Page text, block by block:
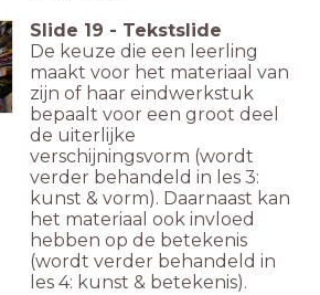
Slide 19 - Tekstslide
De keuze die een leerling
maakt voor het materiaal van
zijn of haar eindwerkstuk
bepaalt voor een groot deel
de uiterlijke
verschijningsvorm (wordt
verder behandeld in les 3:
kunst & vorm). Daarnaast kan
het materiaal ook invloed
hebben op de betekenis
(wordt verder behandeld in
les 4: kunst & betekenis).